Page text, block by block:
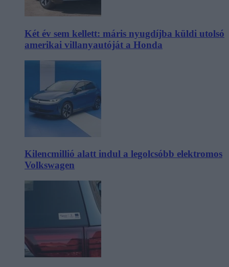
Két év sem kellett: máris nyugdíjba küldi utolsó
amerikai villanyautóját a Honda
Kilencmillió alatt indul a legolcsóbb elektromos
Volkswagen